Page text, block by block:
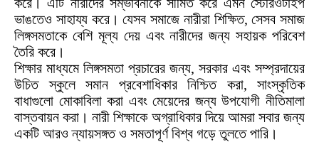
ভাঙতেও সাহায্য করে। যেসব সমাজে নারীরা শিক্ষিত, সেসব সমাজ
লিঙ্গসমতাকে বেশি মূল্য দেয় এবং নারীদের জন্য সহায়ক পরিবেশ
তৈরি করে।
শিক্ষার মাধ্যমে লিঙ্গসমতা প্রচারের জন্য, সরকার এবং সম্প্রদায়ের
উচিত স্কুলে সমান প্রবেশাধিকার নিশ্চিত করা, সাংস্কৃতিক
বাধাগুলো মোকাবিলা করা এবং মেয়েদের জন্য উপযোগী নীতিমালা
বাস্তবায়ন করা। নারী শিক্ষাকে অগ্রাধিকার দিয়ে আমরা সবার জন্য
একটি আরও ন্যায়সঙ্গত ও সমতাপূর্ণ বিশ্ব গড়ে তুলতে পারি।